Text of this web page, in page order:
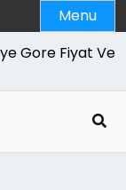
Menu
Gore Fiyat